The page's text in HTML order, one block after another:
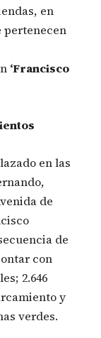
en
pertenecen
‘Francisco
en las
de
de
con
2.646
y
verdes.